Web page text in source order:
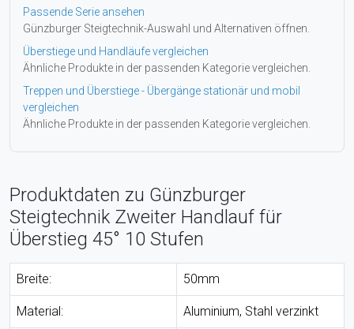
Passende Serie ansehen
Günzburger Steigtechnik-Auswahl und Alternativen öffnen.
Überstiege und Handläufe vergleichen
Ähnliche Produkte in der passenden Kategorie vergleichen.
Treppen und Überstiege - Übergänge stationär und mobil
vergleichen
Ähnliche Produkte in der passenden Kategorie vergleichen.
Produktdaten zu Günzburger
Steigtechnik Zweiter Handlauf für
Überstieg 45° 10 Stufen
Breite: 50mm
Material: Aluminium, Stahl verzinkt